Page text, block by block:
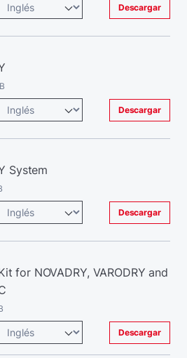
Descargar
Descargar
System
Descargar
for NOVADRY, VARODRY and
Descargar